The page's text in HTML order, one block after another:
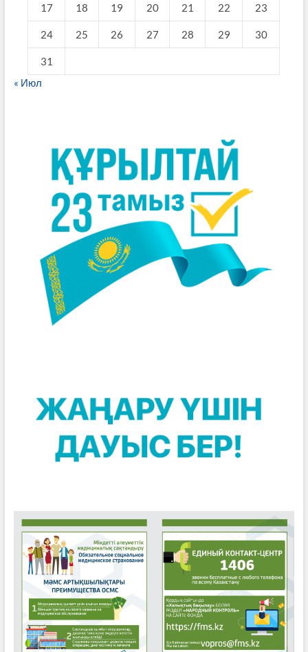
17 18 19 20 21 22 23
24 25 26 27 28 29 30
31
« Июл